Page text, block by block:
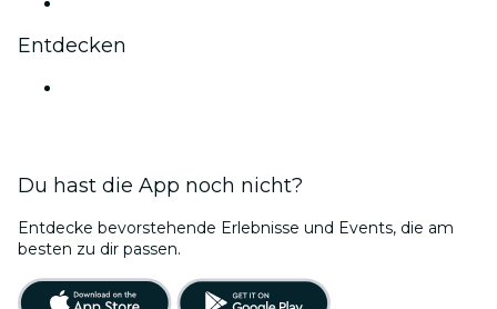
Entdecken
Du hast die App noch nicht?
Entdecke bevorstehende Erlebnisse und Events, die am
besten zu dir passen.